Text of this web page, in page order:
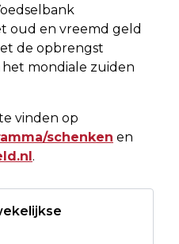
oud en vreemd geld
de opbrengst
mondiale zuiden
vinden op
schenken en
.